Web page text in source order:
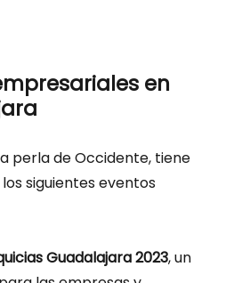
en
perla de Occidente, tiene
siguientes eventos
Guadalajara 2023, un